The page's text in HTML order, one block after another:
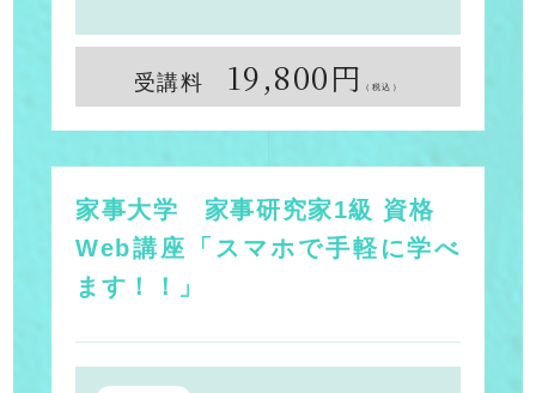
受講料 19,800円 （税込）
家事大学 家事研究家1級 資格
Web講座「スマホで手軽に学べ
ます！！」